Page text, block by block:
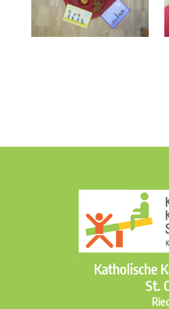
Katholische
St.